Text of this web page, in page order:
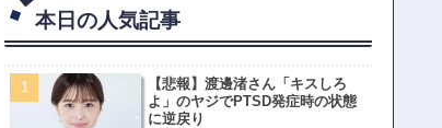
本日の人気記事
【悲報】渡邊渚さん「キスしろ
よ」のヤジでPTSD発症時の状態
に逆戻り